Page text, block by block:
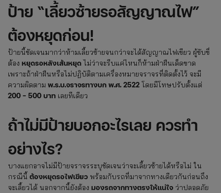
ป้าย “เลี้ยวซ้ายรอสัญญาณไฟ”
ต้องหยุดก่อน!
ป้ายนี้ชัดเจนมากว่าห้ามเลี้ยวซ้ายจนกว่าจะได้สัญญาณไฟเขียว ผู้ขับขี่
ต้อง หยุดรอหลังเส้นหยุด ไม่ว่าจะรีบแค่ไหนก็ห้ามฝ่าฝืนเด็ดขาด
เพราะถ้าฝ่าฝืนหรือไม่ปฏิบัติตามเครื่องหมายจราจรที่ติดตั้งไว้ จะมี
ความผิดตาม พ.ร.บ.จราจรทางบก พ.ศ. 2522 โดยมีโทษปรับตั้งแต่
200 – 500 บาท เลยทีเดียว
ถ้าไม่มีป้ายบอกอะไรเลย ควรทำ
อย่างไร?
บางแยกอาจไม่มีป้ายจราจรระบุชัดเจนว่าจะเลี้ยวซ้ายได้หรือไม่ ใน
กรณีนี้ ต้องหยุดรอไฟเขียว พร้อมกับรถที่มาจากทางเดียวกันก่อนถึง
จะเลี้ยวได้ นอกจากนี้ยังต้อง มองรถจากทางตรงให้แน่ใจ ว่าปลอดภัย